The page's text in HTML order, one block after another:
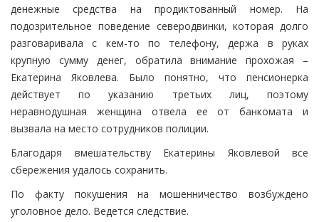
денежные средства на продиктованный номер. На
подозрительное поведение северодвинки, которая долго
разговаривала с кем-то по телефону, держа в руках
крупную сумму денег, обратила внимание прохожая –
Екатерина Яковлева. Было понятно, что пенсионерка
действует по указанию третьих лиц, поэтому
неравнодушная женщина отвела ее от банкомата и
вызвала на место сотрудников полиции.
Благодаря вмешательству Екатерины Яковлевой все
сбережения удалось сохранить.
По факту покушения на мошенничество возбуждено
уголовное дело. Ведется следствие.